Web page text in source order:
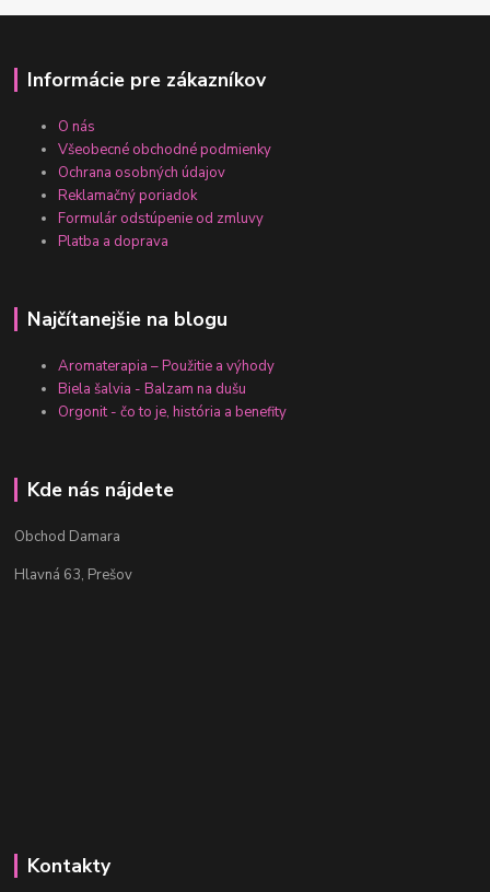
Informácie pre zákazníkov
O nás
Všeobecné obchodné podmienky
Ochrana osobných údajov
Reklamačný poriadok
Formulár odstúpenie od zmluvy
Platba a doprava
Najčítanejšie na blogu
Aromaterapia – Použitie a výhody
Biela šalvia - Balzam na dušu
Orgonit - čo to je, história a benefity
Kde nás nájdete
Obchod Damara
Hlavná 63, Prešov
Kontakty